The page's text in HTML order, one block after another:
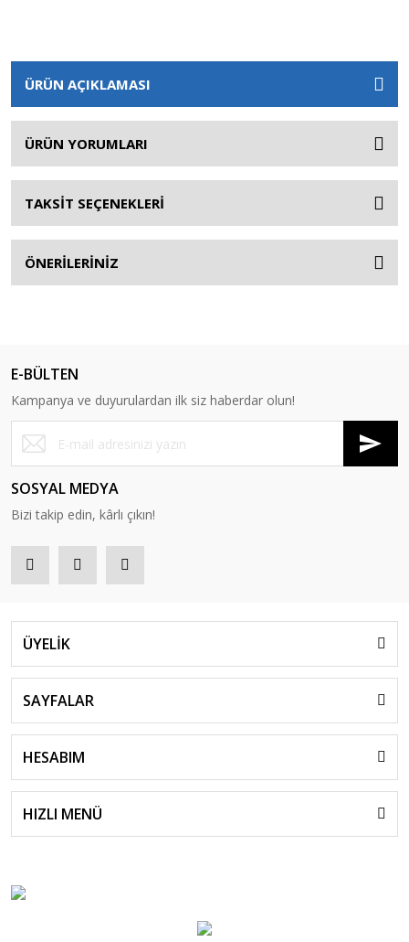
ÜRÜN AÇIKLAMASI
ÜRÜN YORUMLARI
TAKSİT SEÇENEKLERİ
ÖNERİLERİNİZ
E-BÜLTEN
Kampanya ve duyurulardan ilk siz haberdar olun!
SOSYAL MEDYA
Bizi takip edin, kârlı çıkın!
ÜYELİK
SAYFALAR
HESABIM
HIZLI MENÜ